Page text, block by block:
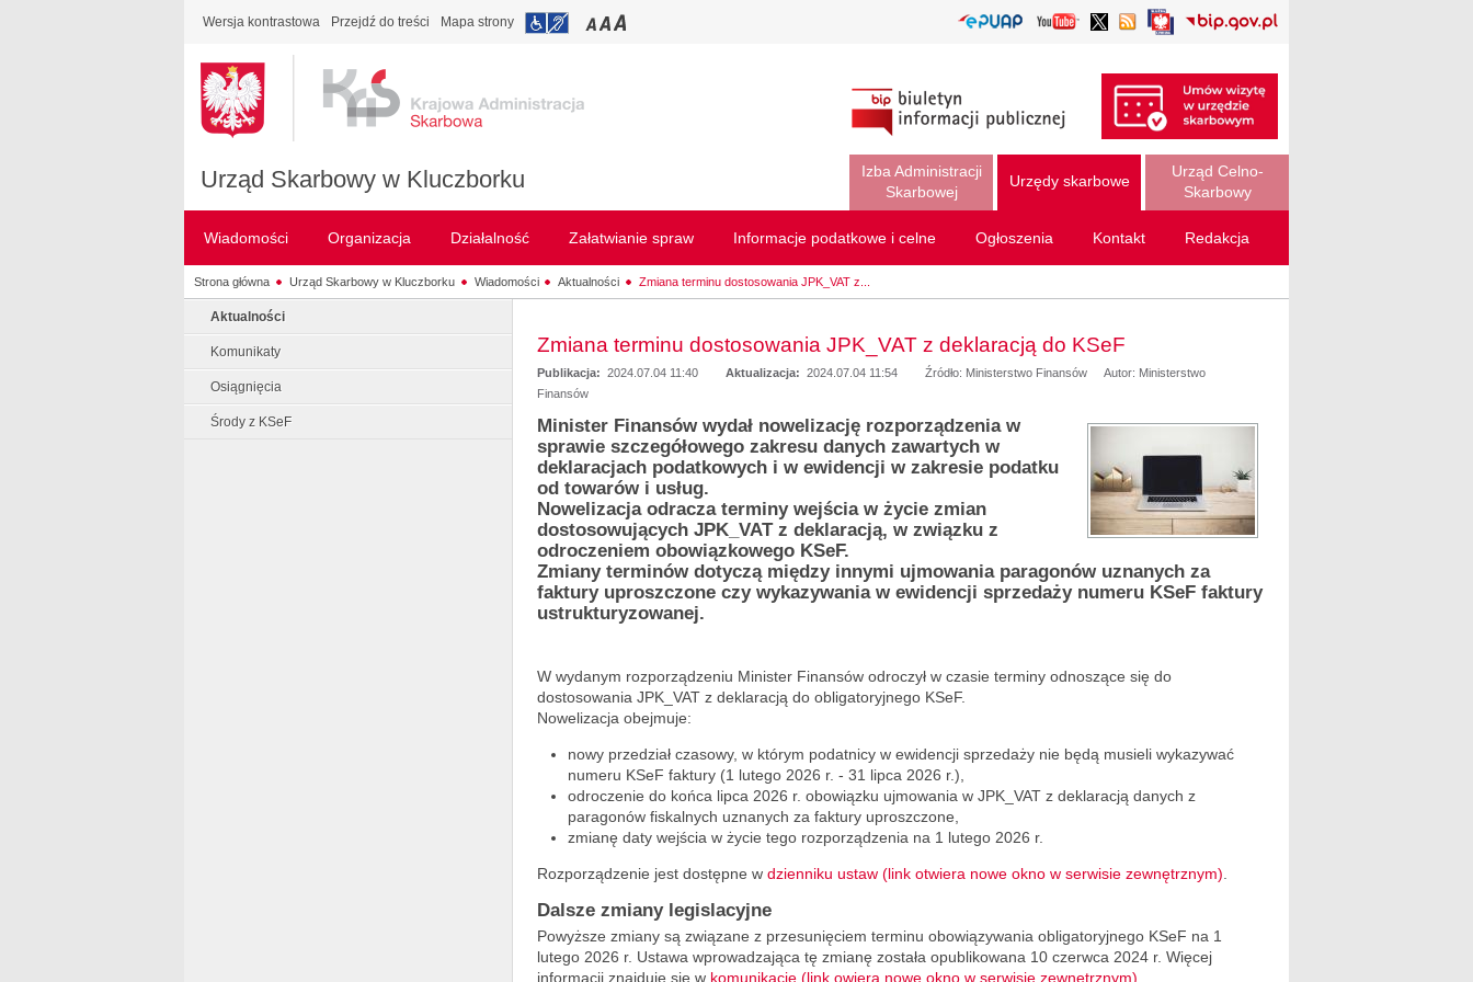
Wersja kontrastowa Przejdź do treści Mapa strony
Urząd Skarbowy w Kluczborku
Izba Administracji
Skarbowej
Urzędy skarbowe
Urząd Celno-
Skarbowy
Wiadomości Organizacja Działalność Załatwianie spraw Informacje podatkowe i celne Ogłoszenia Kontakt Redakcja
Strona główna Urząd Skarbowy w Kluczborku Wiadomości Aktualności Zmiana terminu dostosowania JPK_VAT z...
Aktualności
Komunikaty
Osiągnięcia
Środy z KSeF
Zmiana terminu dostosowania JPK_VAT z deklaracją do KSeF
Publikacja: 2024.07.04 11:40 Aktualizacja: 2024.07.04 11:54 Źródło: Ministerstwo Finansów
Autor: Ministerstwo
Finansów
Minister Finansów wydał nowelizację rozporządzenia w
sprawie szczegółowego zakresu danych zawartych w
deklaracjach podatkowych i w ewidencji w zakresie podatku
od towarów i usług.
Nowelizacja odracza terminy wejścia w życie zmian
dostosowujących JPK_VAT z deklaracją, w związku z
odroczeniem obowiązkowego KSeF.
Zmiany terminów dotyczą między innymi ujmowania paragonów uznanych za
faktury uproszczone czy wykazywania w ewidencji sprzedaży numeru KSeF faktury
ustrukturyzowanej.
W wydanym rozporządzeniu Minister Finansów odroczył w czasie terminy odnoszące się do
dostosowania JPK_VAT z deklaracją do obligatoryjnego KSeF.
Nowelizacja obejmuje:
nowy przedział czasowy, w którym podatnicy w ewidencji sprzedaży nie będą musieli wykazywać
numeru KSeF faktury (1 lutego 2026 r. - 31 lipca 2026 r.),
odroczenie do końca lipca 2026 r. obowiązku ujmowania w JPK_VAT z deklaracją danych z
paragonów fiskalnych uznanych za faktury uproszczone,
zmianę daty wejścia w życie tego rozporządzenia na 1 lutego 2026 r.
Rozporządzenie jest dostępne w dzienniku ustaw (link otwiera nowe okno w serwisie zewnętrznym)
Dalsze zmiany legislacyjne
Powyższe zmiany są związane z przesunięciem terminu obowiązywania obligatoryjnego KSeF na 1
lutego 2026 r. Ustawa wprowadzająca tę zmianę została opublikowana 10 czerwca 2024 r. Więcej
informacji znajduje się w komunikacie (link owiera nowe okno w serwisie zewnętrznym).